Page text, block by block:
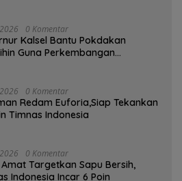
0 Komentar
Kalsel Bantu Pokdakan
Guna Perkembangan
0 Komentar
Redam Euforia,Siap Tekankan
Timnas Indonesia
0 Komentar
Targetkan Sapu Bersih,
Indonesia Incar 6 Poin